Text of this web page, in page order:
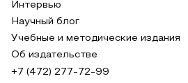
Интервью
Научный блог
Учебные и методические издания
Об издательстве
+7 (472) 277-72-99